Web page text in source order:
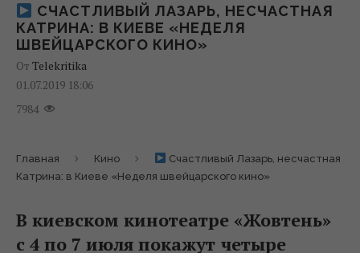
СЧАСТЛИВЫЙ ЛАЗАРЬ, НЕСЧАСТНАЯ
КАТРИНА: В КИЕВЕ «НЕДЕЛЯ
ШВЕЙЦАРСКОГО КИНО»
От Telekritika
01.07.2019 18:06
7984
Главная Кино
Счастливый Лазарь, несчастная
Катрина: в Киеве «Неделя швейцарского кино»
В киевском кинотеатре «Жовтень»
с 4 по 7 июля покажут четыре